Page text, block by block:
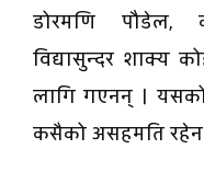
डोरमणि पौडेल,
विद्यासुन्दर शाक्य
लागि गएनन् ।
कसैको असहमति रहेन